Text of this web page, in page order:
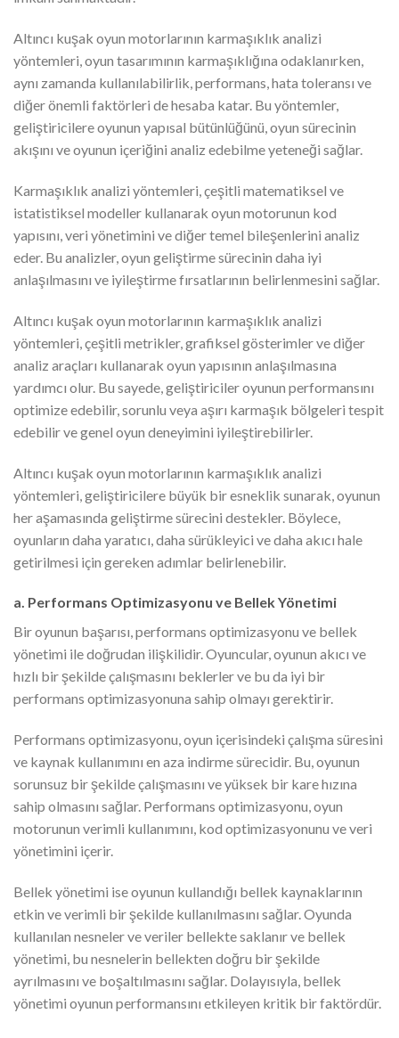
Altıncı kuşak oyun motorlarının karmaşıklık analizi
yöntemleri, oyun tasarımının karmaşıklığına odaklanırken,
aynı zamanda kullanılabilirlik, performans, hata toleransı ve
diğer önemli faktörleri de hesaba katar. Bu yöntemler,
geliştiricilere oyunun yapısal bütünlüğünü, oyun sürecinin
akışını ve oyunun içeriğini analiz edebilme yeteneği sağlar.
Karmaşıklık analizi yöntemleri, çeşitli matematiksel ve
istatistiksel modeller kullanarak oyun motorunun kod
yapısını, veri yönetimini ve diğer temel bileşenlerini analiz
eder. Bu analizler, oyun geliştirme sürecinin daha iyi
anlaşılmasını ve iyileştirme fırsatlarının belirlenmesini sağlar.
Altıncı kuşak oyun motorlarının karmaşıklık analizi
yöntemleri, çeşitli metrikler, grafiksel gösterimler ve diğer
analiz araçları kullanarak oyun yapısının anlaşılmasına
yardımcı olur. Bu sayede, geliştiriciler oyunun performansını
optimize edebilir, sorunlu veya aşırı karmaşık bölgeleri tespit
edebilir ve genel oyun deneyimini iyileştirebilirler.
Altıncı kuşak oyun motorlarının karmaşıklık analizi
yöntemleri, geliştiricilere büyük bir esneklik sunarak, oyunun
her aşamasında geliştirme sürecini destekler. Böylece,
oyunların daha yaratıcı, daha sürükleyici ve daha akıcı hale
getirilmesi için gereken adımlar belirlenebilir.
a. Performans Optimizasyonu ve Bellek Yönetimi
Bir oyunun başarısı, performans optimizasyonu ve bellek
yönetimi ile doğrudan ilişkilidir. Oyuncular, oyunun akıcı ve
hızlı bir şekilde çalışmasını beklerler ve bu da iyi bir
performans optimizasyonuna sahip olmayı gerektirir.
Performans optimizasyonu, oyun içerisindeki çalışma süresini
ve kaynak kullanımını en aza indirme sürecidir. Bu, oyunun
sorunsuz bir şekilde çalışmasını ve yüksek bir kare hızına
sahip olmasını sağlar. Performans optimizasyonu, oyun
motorunun verimli kullanımını, kod optimizasyonunu ve veri
yönetimini içerir.
Bellek yönetimi ise oyunun kullandığı bellek kaynaklarının
etkin ve verimli bir şekilde kullanılmasını sağlar. Oyunda
kullanılan nesneler ve veriler bellekte saklanır ve bellek
yönetimi, bu nesnelerin bellekten doğru bir şekilde
ayrılmasını ve boşaltılmasını sağlar. Dolayısıyla, bellek
yönetimi oyunun performansını etkileyen kritik bir faktördür.